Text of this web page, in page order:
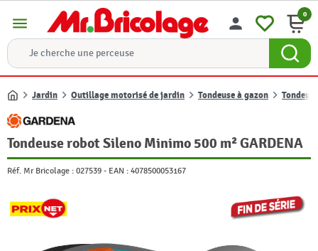
menu person 0
Accueil
Jardin Outillage motorisé de jardin Tondeuse à gazon
Tondeuse robot Sileno Minimo 500 m² GARDENA
Réf. Mr Bricolage : 027539 - EAN : 4078500053167